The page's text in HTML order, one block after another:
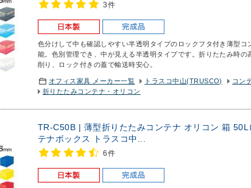
3件
色分けして中も確認しやすい半透明タイプのロックフタ付き薄型コ
能。色別管理でき、中が見える半透明タイプです。折りたたみ時
削り、ロック付きの蓋で輸送時安心。
オフィス家具 メーカー一覧 トラスコ中山(TRUSCO)
コン
折りたたみコンテナ・オリコン
TR-C50B | 薄型折りたたみコンテナ オリコン 箱
テナボックス トラスコ中...
6件